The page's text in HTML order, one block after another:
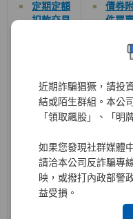
近期詐騙猖獗，請投
結或陌生群組。本公
「領取飆股」、「明
如果您發現社群媒體
請洽本公司反詐騙專
映，或撥打內政部警
益受損。
定期定額
扣款交易
交易安全
綜合月對
帳單提醒
注意事項
債券
件買
意事